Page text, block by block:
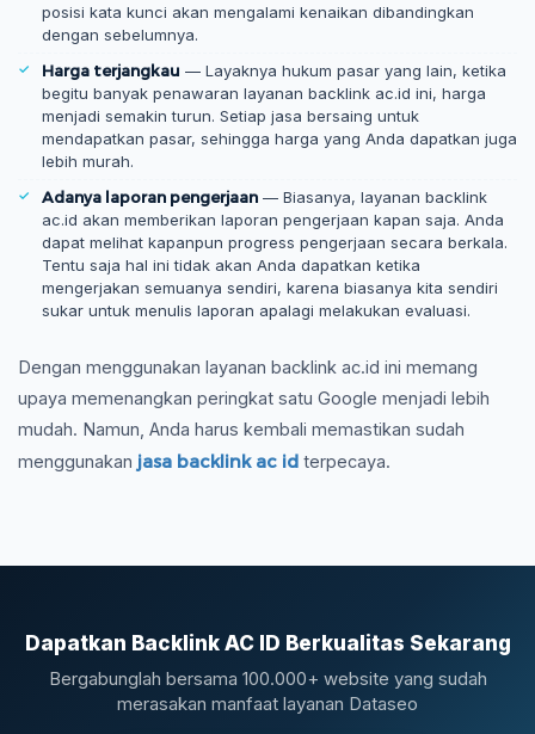
posisi kata kunci akan mengalami kenaikan dibandingkan
dengan sebelumnya.
Harga terjangkau — Layaknya hukum pasar yang lain, ketika
begitu banyak penawaran layanan backlink ac.id ini, harga
menjadi semakin turun. Setiap jasa bersaing untuk
mendapatkan pasar, sehingga harga yang Anda dapatkan juga
lebih murah.
Adanya laporan pengerjaan — Biasanya, layanan backlink
ac.id akan memberikan laporan pengerjaan kapan saja. Anda
dapat melihat kapanpun progress pengerjaan secara berkala.
Tentu saja hal ini tidak akan Anda dapatkan ketika
mengerjakan semuanya sendiri, karena biasanya kita sendiri
sukar untuk menulis laporan apalagi melakukan evaluasi.
Dengan menggunakan layanan backlink ac.id ini memang
upaya memenangkan peringkat satu Google menjadi lebih
mudah. Namun, Anda harus kembali memastikan sudah
menggunakan jasa backlink ac id terpecaya.
Dapatkan Backlink AC ID Berkualitas Sekarang
Bergabunglah bersama 100.000+ website yang sudah
merasakan manfaat layanan Dataseo